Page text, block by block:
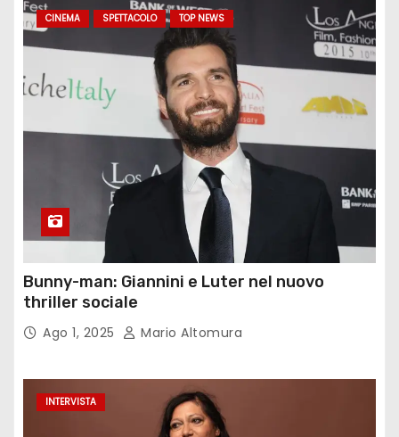
CINEMA SPETTACOLO TOP NEWS
Bunny-man: Giannini e Luter nel nuovo
thriller sociale
Ago 1, 2025 Mario Altomura
INTERVISTA